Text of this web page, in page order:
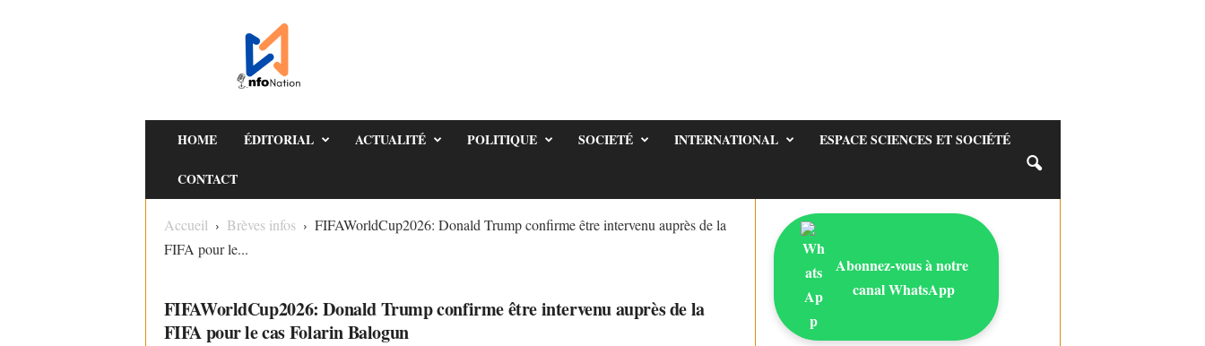
HOME ÉDITORIAL ACTUALITÉ POLITIQUE SOCIETÉ INTERNATIONAL ESPACE SCIENCES ET SOCIÉTÉ
CONTACT
Accueil Brèves infos
FIFAWorldCup2026: Donald Trump confirme être intervenu auprès de la
FIFA pour le...
FIFAWorldCup2026: Donald Trump confirme être intervenu auprès de la
FIFA pour le cas Folarin Balogun
Abonnez-vous à notre
canal WhatsApp